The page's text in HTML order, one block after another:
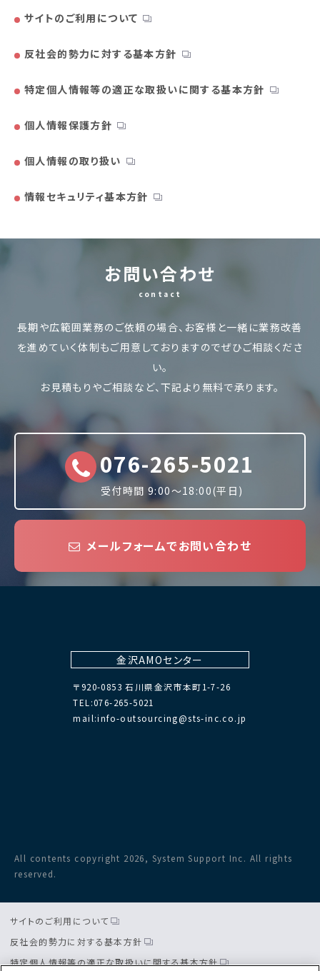
サイトのご利用について
反社会的勢力に対する基本方針
特定個人情報等の適正な取扱いに関する基本方針
個人情報保護方針
個人情報の取り扱い
情報セキュリティ基本方針
お問い合わせ
contact
長期や広範囲業務のご依頼の場合、お客様と一緒に業務改善
を進めていく体制もご用意しておりますのでぜひご相談くださ
い。
お見積もりやご相談など、下記より無料で承ります。
076-265-5021
受付時間 9:00〜18:00(平日)
メールフォームでお問い合わせ
金沢AMOセンター
〒920-0853 石川県金沢市本町1-7-26
TEL:076-265-5021
mail:info-outsourcing@sts-inc.co.jp
All contents copyright 2026, System Support Inc. All rights
reserved.
サイトのご利用について
反社会的勢力に対する基本方針
特定個人情報等の適正な取扱いに関する基本方針